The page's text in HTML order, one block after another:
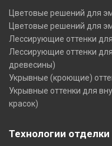
Цветовые решений для
Цветовые решений для
Лессирующие оттенки
Лессирующие оттенки
древесины)
Укрывные (кроющие)
Укрывные оттенки для
красок)
Технологии отделки